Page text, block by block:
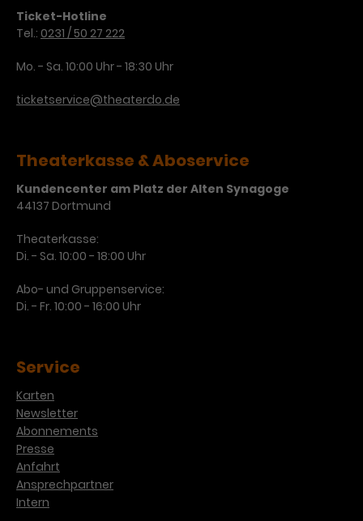
Ticket-Hotline
Tel.: 0231 / 50 27 222
Mo. - Sa. 10:00 Uhr - 18:30 Uhr
ticketservice@theaterdo.de
Theaterkasse & Aboservice
Kundencenter am Platz der Alten Synagoge
44137 Dortmund
Theaterkasse:
Di. - Sa. 10:00 - 18:00 Uhr
Abo- und Gruppenservice:
Di. - Fr. 10:00 - 16:00 Uhr
Service
Karten
Newsletter
Abonnements
Presse
Anfahrt
Ansprechpartner
Intern